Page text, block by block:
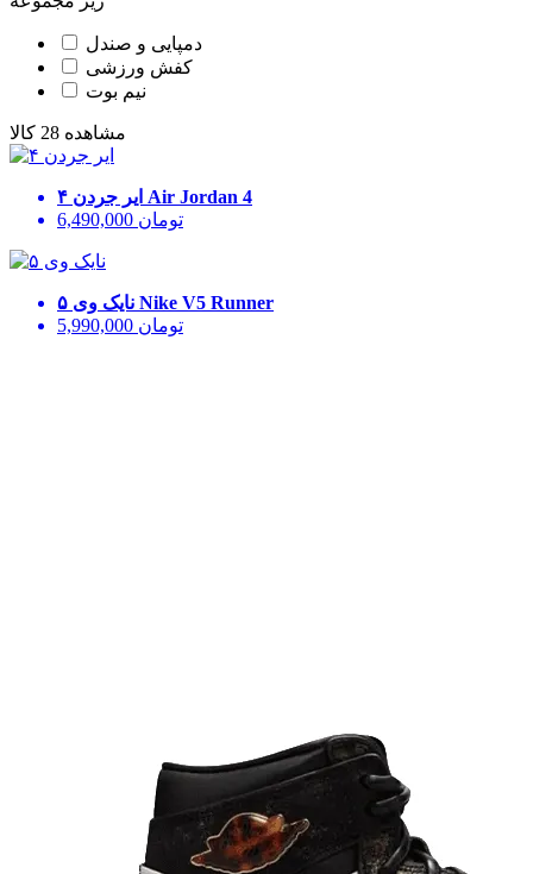
دمپایی و صندل
کفش ورزشی
نیم بوت
مشاهده 28 کالا
ایر جردن ۴ Air Jordan 4
6,490,000 تومان
نایک وی ۵ Nike V5 Runner
5,990,000 تومان